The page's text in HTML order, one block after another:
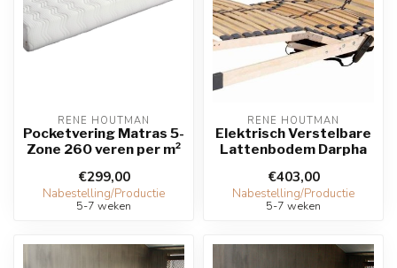
RENE HOUTMAN
Pocketvering Matras 5-
Zone 260 veren per m²
€299,00
Nabestelling/Productie
5-7 weken
RENE HOUTMAN
Elektrisch Verstelbare
Lattenbodem Darpha
€403,00
Nabestelling/Productie
5-7 weken